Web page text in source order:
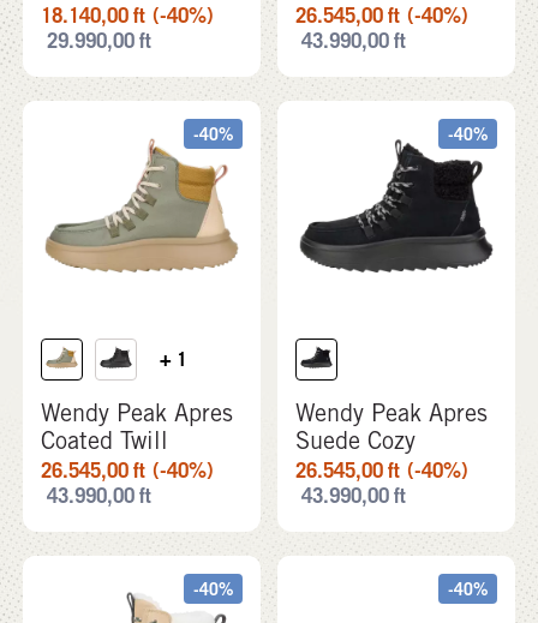
18.140,00ft (-40%)
29.990,00ft
26.545,00ft (-40%)
43.990,00ft
-40%
+ 1
Wendy Peak Apres
Coated Twill
26.545,00ft (-40%)
43.990,00ft
-40%
Wendy Peak Apres
Suede Cozy
26.545,00ft (-40%)
43.990,00ft
-40% -40%